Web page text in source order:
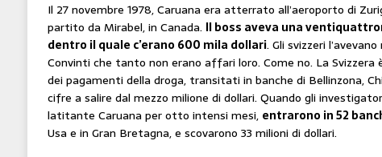
Il 27 novembre 1978, Caruana era atterrato all’aeroporto di
partito da Mirabel, in Canada. Il boss aveva una
dentro il quale c’erano 600 mila dollari. Gli svizzeri
Convinti che tanto non erano affari loro. Come no. La
dei pagamenti della droga, transitati in banche di Bellinzona,
cifre a salire dal mezzo milione di dollari. Quando gli
latitante Caruana per otto intensi mesi, entrarono in 52
Usa e in Gran Bretagna, e scovarono 33 milioni di dollari.